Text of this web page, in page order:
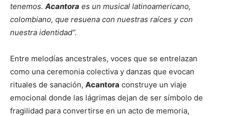
tenemos. Acantora es un musical latinoamericano,
colombiano, que resuena con nuestras raíces y con
nuestra identidad”.
Entre melodías ancestrales, voces que se entrelazan
como una ceremonia colectiva y danzas que evocan
rituales de sanación, Acantora construye un viaje
emocional donde las lágrimas dejan de ser símbolo de
fragilidad para convertirse en un acto de memoria,